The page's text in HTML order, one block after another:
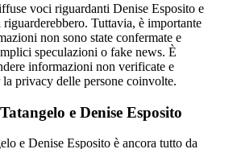
voci riguardanti Denise Esposito e
riguarderebbero. Tuttavia, è importante
non sono state confermate e
speculazioni o fake news. È
informazioni non verificate e
privacy delle persone coinvolte.
e Denise Esposito
e Denise Esposito è ancora tutto da